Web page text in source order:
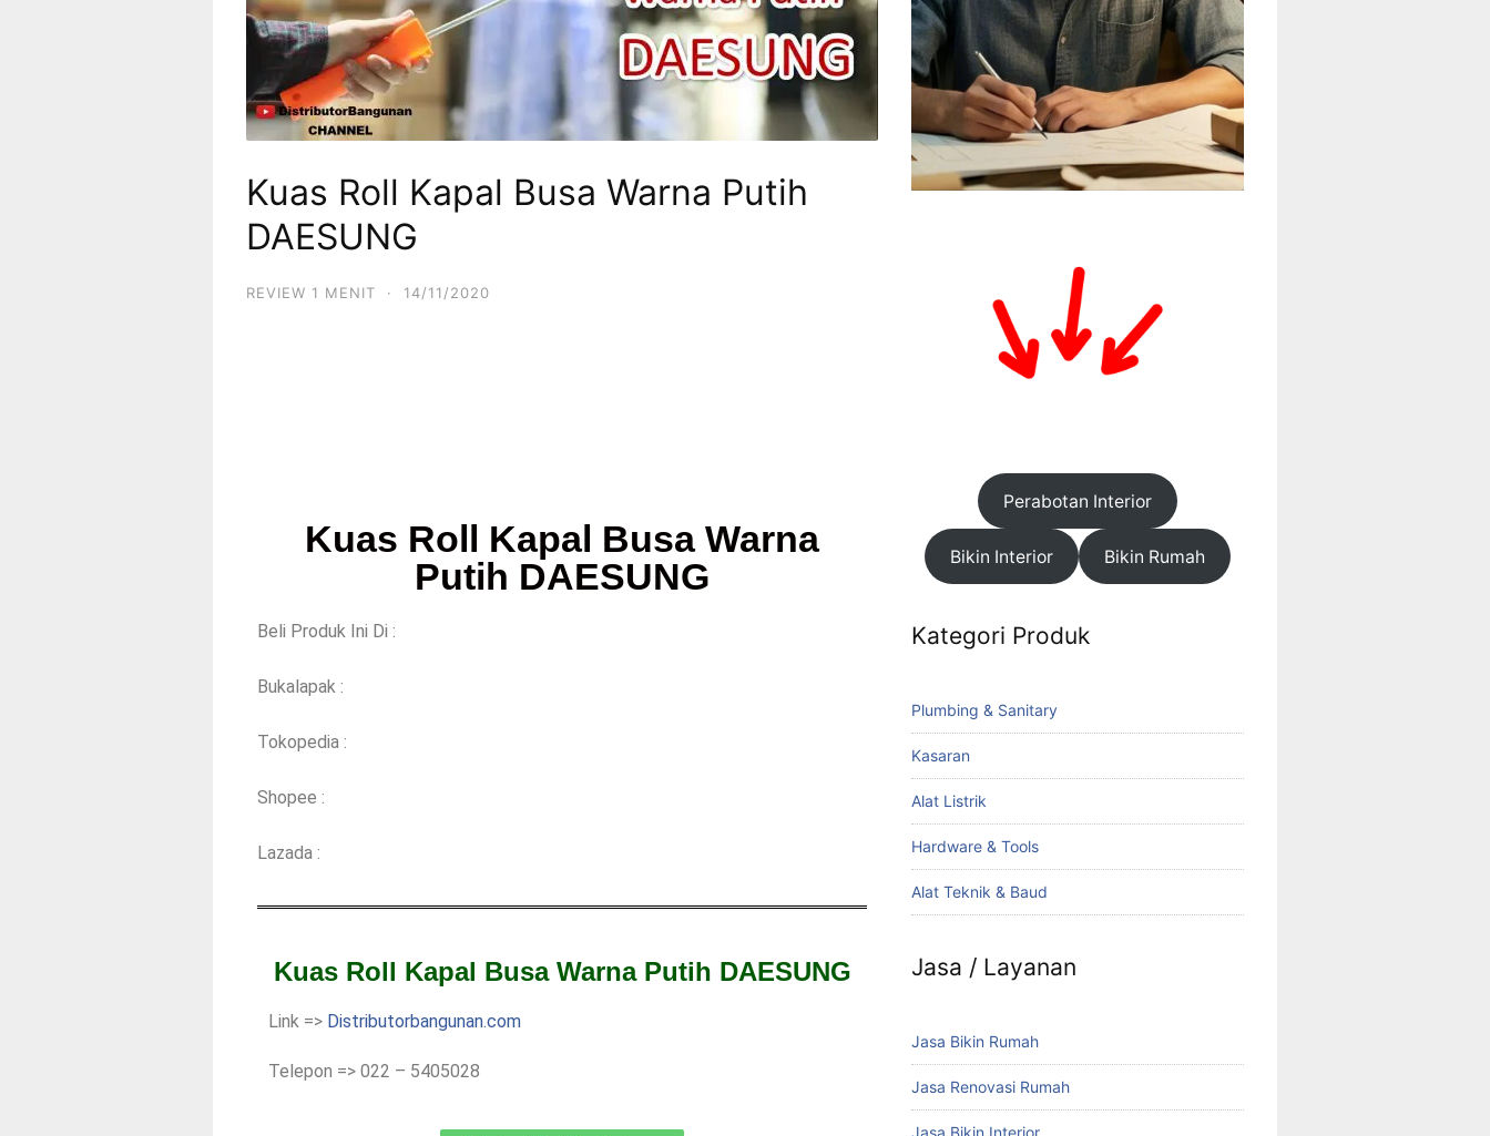
Kuas Roll Kapal Busa Warna Putih
DAESUNG
REVIEW 1 MENIT · 14/11/2020
Kuas Roll Kapal Busa Warna
Putih DAESUNG
Beli Produk Ini Di :
Bukalapak :
Tokopedia :
Shopee :
Lazada :
Kuas Roll Kapal Busa Warna Putih DAESUNG
Link => Distributorbangunan.com
Telepon => 022 – 5405028
Perabotan Interior
Bikin Interior Bikin Rumah
Kategori Produk
Plumbing & Sanitary
Kasaran
Alat Listrik
Hardware & Tools
Alat Teknik & Baud
Jasa / Layanan
Jasa Bikin Rumah
Jasa Renovasi Rumah
Jasa Bikin Interior